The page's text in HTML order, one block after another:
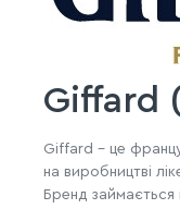
Giffard
Giffard - це
на виробництві
Бренд займається